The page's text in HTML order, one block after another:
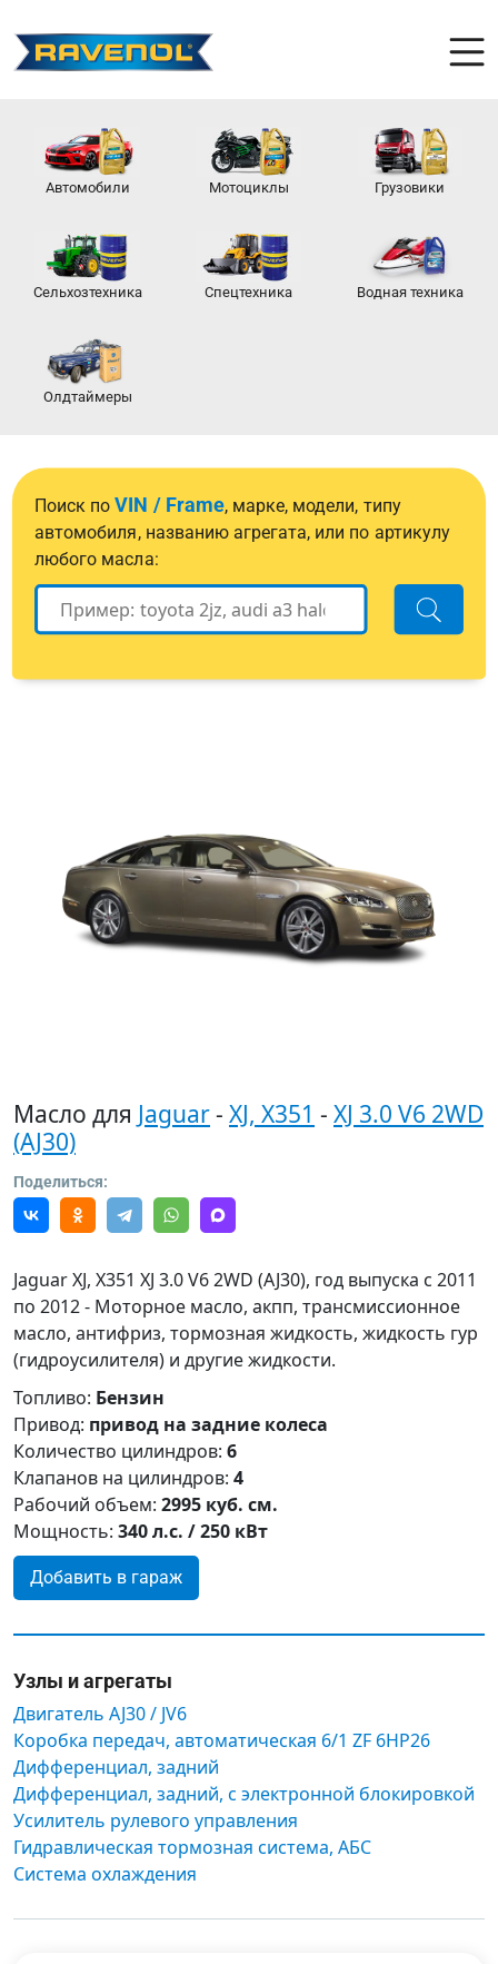
Автомобили Мотоциклы Грузовики
Сельхозтехника Спецтехника Водная техника
Олдтаймеры
Поиск поVIN / Frame, марке, модели, типу
автомобиля, названию агрегата, или по артикулу
любого масла:
Масло для Jaguar- XJ, X351 - XJ 3.0 V6 2WD
(AJ30)
Поделиться:
Jaguar XJ, X351 XJ 3.0 V6 2WD (AJ30), год выпуска с 2011
по 2012 - Моторное масло, акпп, трансмиссионное
масло, антифриз, тормозная жидкость, жидкость гур
(гидроусилителя) и другие жидкости.
Топливо: Бензин
Привод: привод на задние колеса
Количество цилиндров: 6
Клапанов на цилиндров: 4
Рабочий объем: 2995 куб. см.
Мощность: 340 л.с. / 250 кВт
Добавить в гараж
Узлы и агрегаты
Двигатель AJ30 / JV6
Коробка передач, автоматическая 6/1 ZF 6HP26
Дифференциал, задний
Дифференциал, задний, с электронной блокировкой
Усилитель рулевого управления
Гидравлическая тормозная система, АБС
Система охлаждения